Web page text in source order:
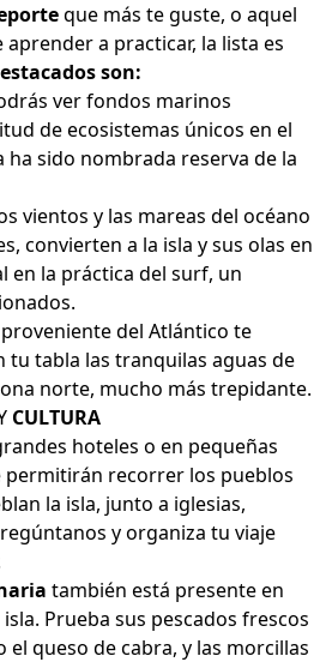
que más te guste, o aquel
a practicar, la lista es
son:
ver fondos marinos
de ecosistemas únicos en el
ha sido nombrada reserva de la
vientos y las mareas del océano
convierten a la isla y sus olas en
en la práctica del surf, un
del Atlántico te
tabla las tranquilas aguas de
norte, mucho más trepidante.
CULTURA
hoteles o en pequeñas
permitirán recorrer los pueblos
la isla, junto a iglesias,
y organiza tu viaje
también está presente en
Prueba sus pescados frescos
el queso de cabra, y las morcillas